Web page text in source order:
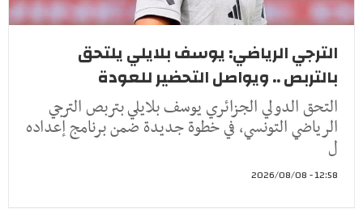
الترجي الرياضي: يوسف بلايلي يلتحق
بالتربص .. ويواصل التحضير للعودة
التحق الدولي الجزائري يوسف بلايلي بتربص الترجي
الرياضي التونسي، في خطوة جديدة ضمن برنامج إعداده
ل
12:58 - 2026/08/08